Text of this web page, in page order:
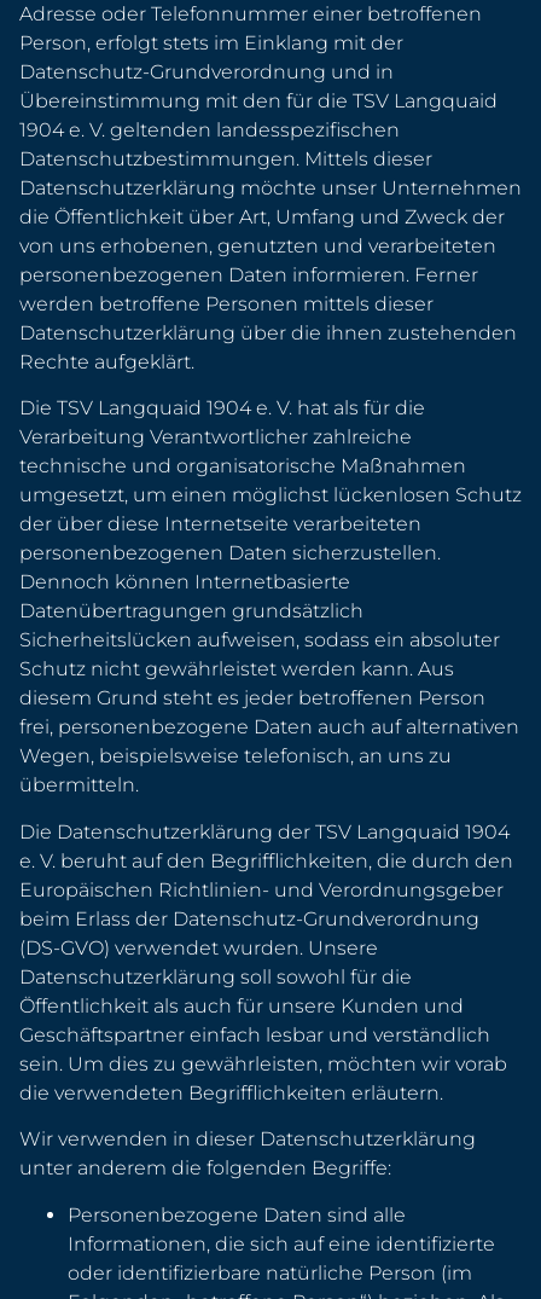
Adresse oder Telefonnummer einer betroffenen
Person, erfolgt stets im Einklang mit der
Datenschutz-Grundverordnung und in
Übereinstimmung mit den für die TSV Langquaid
1904 e. V. geltenden landesspezifischen
Datenschutzbestimmungen. Mittels dieser
Datenschutzerklärung möchte unser Unternehmen
die Öffentlichkeit über Art, Umfang und Zweck der
von uns erhobenen, genutzten und verarbeiteten
personenbezogenen Daten informieren. Ferner
werden betroffene Personen mittels dieser
Datenschutzerklärung über die ihnen zustehenden
Rechte aufgeklärt.
Die TSV Langquaid 1904 e. V. hat als für die
Verarbeitung Verantwortlicher zahlreiche
technische und organisatorische Maßnahmen
umgesetzt, um einen möglichst lückenlosen Schutz
der über diese Internetseite verarbeiteten
personenbezogenen Daten sicherzustellen.
Dennoch können Internetbasierte
Datenübertragungen grundsätzlich
Sicherheitslücken aufweisen, sodass ein absoluter
Schutz nicht gewährleistet werden kann. Aus
diesem Grund steht es jeder betroffenen Person
frei, personenbezogene Daten auch auf alternativen
Wegen, beispielsweise telefonisch, an uns zu
übermitteln.
Die Datenschutzerklärung der TSV Langquaid 1904
e. V. beruht auf den Begrifflichkeiten, die durch den
Europäischen Richtlinien- und Verordnungsgeber
beim Erlass der Datenschutz-Grundverordnung
(DS-GVO) verwendet wurden. Unsere
Datenschutzerklärung soll sowohl für die
Öffentlichkeit als auch für unsere Kunden und
Geschäftspartner einfach lesbar und verständlich
sein. Um dies zu gewährleisten, möchten wir vorab
die verwendeten Begrifflichkeiten erläutern.
Wir verwenden in dieser Datenschutzerklärung
unter anderem die folgenden Begriffe:
Personenbezogene Daten sind alle
Informationen, die sich auf eine identifizierte
oder identifizierbare natürliche Person (im